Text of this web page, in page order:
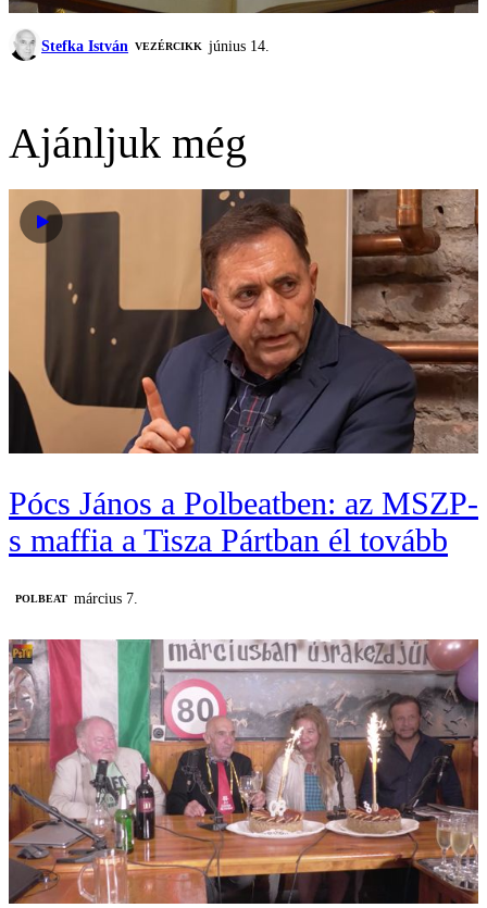
Stefka István VEZÉRCIKK június 14.
Ajánljuk még
Pócs János a Polbeatben: az MSZP-
s maffia a Tisza Pártban él tovább
‎POLBEAT március 7.